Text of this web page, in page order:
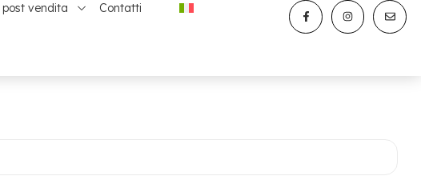
post vendita Contatti